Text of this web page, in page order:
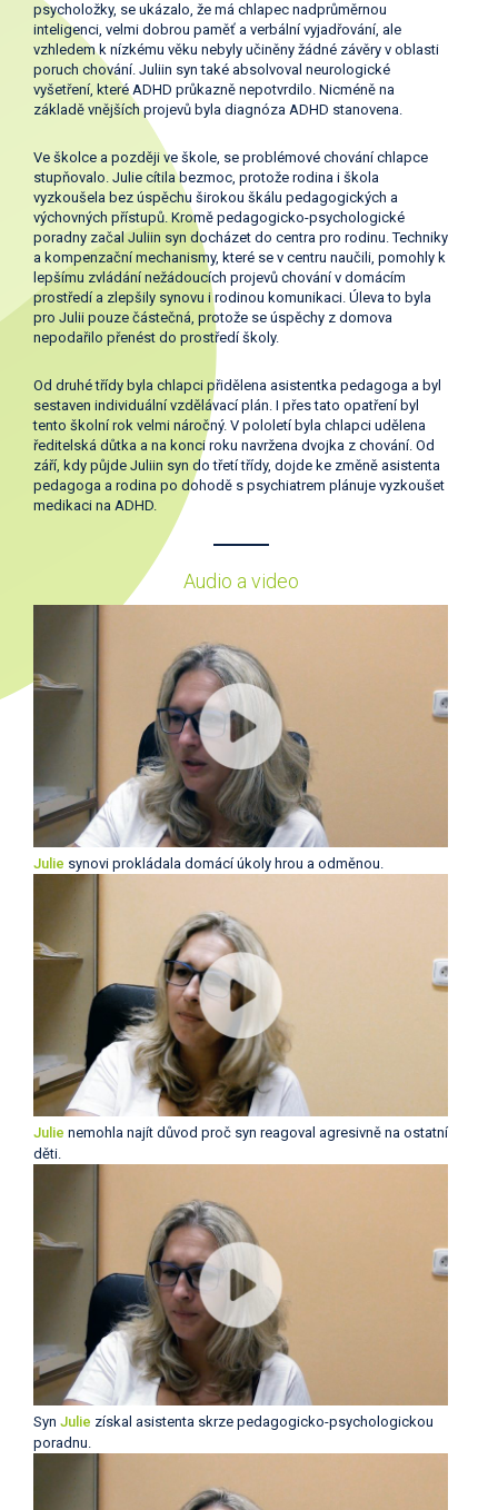
psycholožky, se ukázalo, že má chlapec nadprůměrnou
inteligenci, velmi dobrou paměť a verbální vyjadřování, ale
vzhledem k nízkému věku nebyly učiněny žádné závěry v oblasti
poruch chování. Juliin syn také absolvoval neurologické
vyšetření, které ADHD průkazně nepotvrdilo. Nicméně na
základě vnějších projevů byla diagnóza ADHD stanovena.
Ve školce a později ve škole, se problémové chování chlapce
stupňovalo. Julie cítila bezmoc, protože rodina i škola
vyzkoušela bez úspěchu širokou škálu pedagogických a
výchovných přístupů. Kromě pedagogicko-psychologické
poradny začal Juliin syn docházet do centra pro rodinu. Techniky
a kompenzační mechanismy, které se v centru naučili, pomohly k
lepšímu zvládání nežádoucích projevů chování v domácím
prostředí a zlepšily synovu i rodinou komunikaci. Úleva to byla
pro Julii pouze částečná, protože se úspěchy z domova
nepodařilo přenést do prostředí školy.
Od druhé třídy byla chlapci přidělena asistentka pedagoga a byl
sestaven individuální vzdělávací plán. I přes tato opatření byl
tento školní rok velmi náročný. V pololetí byla chlapci udělena
ředitelská důtka a na konci roku navržena dvojka z chování. Od
září, kdy půjde Juliin syn do třetí třídy, dojde ke změně asistenta
pedagoga a rodina po dohodě s psychiatrem plánuje vyzkoušet
medikaci na ADHD.
Audio a video
Julie synovi prokládala domácí úkoly hrou a odměnou.
Julie nemohla najít důvod proč syn reagoval agresivně na ostatní
děti.
Syn Julie získal asistenta skrze pedagogicko-psychologickou
poradnu.